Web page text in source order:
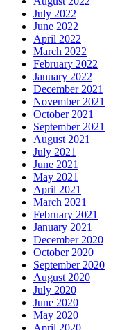
July 2022
June 2022
April 2022
March 2022
February 2022
January 2022
December 2021
November 2021
October 2021
September 2021
August 2021
July 2021
June 2021
May 2021
April 2021
March 2021
February 2021
January 2021
December 2020
October 2020
September 2020
August 2020
July 2020
June 2020
May 2020
April 2020